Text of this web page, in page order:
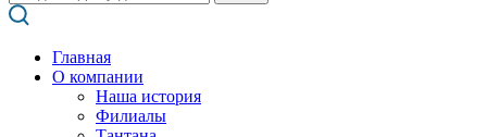
Главная
О компании
Наша история
Филиалы